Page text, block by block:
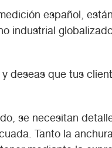
español,
industrial
deseas que tus
se necesitan
Tanto la